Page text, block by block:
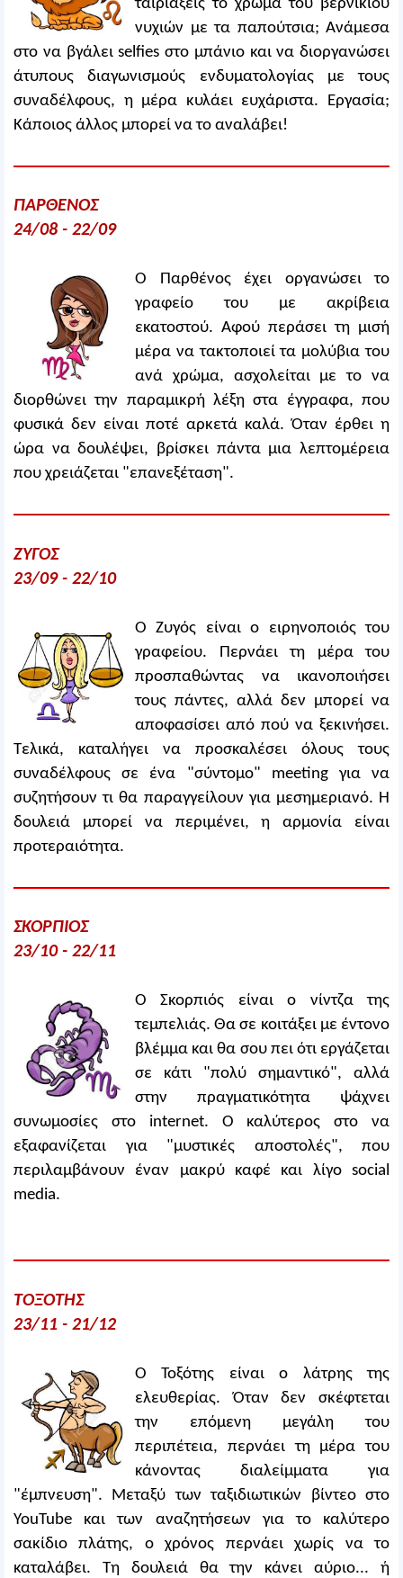
ταιριάξεις το χρώμα του βερνικιού
νυχιών με τα παπούτσια; Ανάμεσα
στο να βγάλει selfies στο μπάνιο και να διοργανώσει
άτυπους διαγωνισμούς ενδυματολογίας με τους
συναδέλφους, η μέρα κυλάει ευχάριστα. Εργασία;
Κάποιος άλλος μπορεί να το αναλάβει!
ΠΑΡΘΕΝΟΣ
24/08 - 22/09
Ο Παρθένος έχει οργανώσει το
γραφείο του με ακρίβεια
εκατοστού. Αφού περάσει τη μισή
μέρα να τακτοποιεί τα μολύβια του
ανά χρώμα, ασχολείται με το να
διορθώνει την παραμικρή λέξη στα έγγραφα, που
φυσικά δεν είναι ποτέ αρκετά καλά. Όταν έρθει η
ώρα να δουλέψει, βρίσκει πάντα μια λεπτομέρεια
που χρειάζεται "επανεξέταση".
ΖΥΓΟΣ
23/09 - 22/10
Ο Ζυγός είναι ο ειρηνοποιός του
γραφείου. Περνάει τη μέρα του
προσπαθώντας να ικανοποιήσει
τους πάντες, αλλά δεν μπορεί να
αποφασίσει από πού να ξεκινήσει.
Τελικά, καταλήγει να προσκαλέσει όλους τους
συναδέλφους σε ένα "σύντομο" meeting για να
συζητήσουν τι θα παραγγείλουν για μεσημεριανό. Η
δουλειά μπορεί να περιμένει, η αρμονία είναι
προτεραιότητα.
ΣΚΟΡΠΙΟΣ
23/10 - 22/11
Ο Σκορπιός είναι ο νίντζα της
τεμπελιάς. Θα σε κοιτάξει με έντονο
βλέμμα και θα σου πει ότι εργάζεται
σε κάτι "πολύ σημαντικό", αλλά
στην πραγματικότητα ψάχνει
συνωμοσίες στο internet. Ο καλύτερος στο να
εξαφανίζεται για "μυστικές αποστολές", που
περιλαμβάνουν έναν μακρύ καφέ και λίγο social
media.
ΤΟΞΟΤΗΣ
23/11 - 21/12
Ο Τοξότης είναι ο λάτρης της
ελευθερίας. Όταν δεν σκέφτεται
την επόμενη μεγάλη του
περιπέτεια, περνάει τη μέρα του
κάνοντας διαλείμματα για
"έμπνευση". Μεταξύ των ταξιδιωτικών βίντεο στο
YouTube και των αναζητήσεων για το καλύτερο
σακίδιο πλάτης, ο χρόνος περνάει χωρίς να το
καταλάβει. Τη δουλειά θα την κάνει αύριο... ή